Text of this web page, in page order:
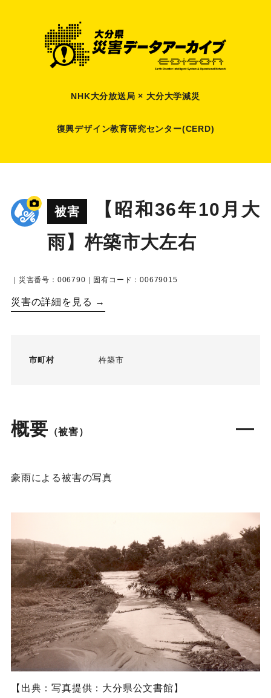
NHK大分放送局 × 大分大学減災
復興デザイン教育研究センター(CERD)
被害
【昭和36年10月大
雨】杵築市大左右
｜災害番号：006790｜固有コード：00679015
災害の詳細を見る →
市町村 杵築市
概要 （被害）
豪雨による被害の写真
【出典：写真提供：大分県公文書館】